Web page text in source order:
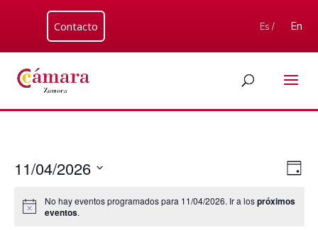
Contacto Es / En
de
de
de
Día
11/04/2026
fecha.
No hay eventos programados para 11/04/2026. Ir a lospróximos
eventos.